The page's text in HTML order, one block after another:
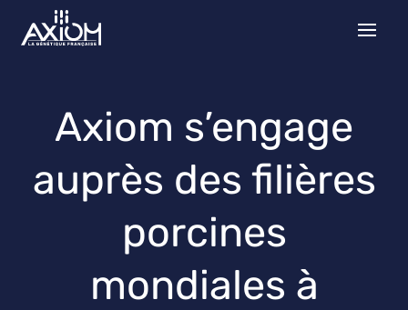
Axiom s’engage
auprès des filières
porcines
mondiales à